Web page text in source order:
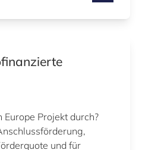
Europe Projekt durch?
und für